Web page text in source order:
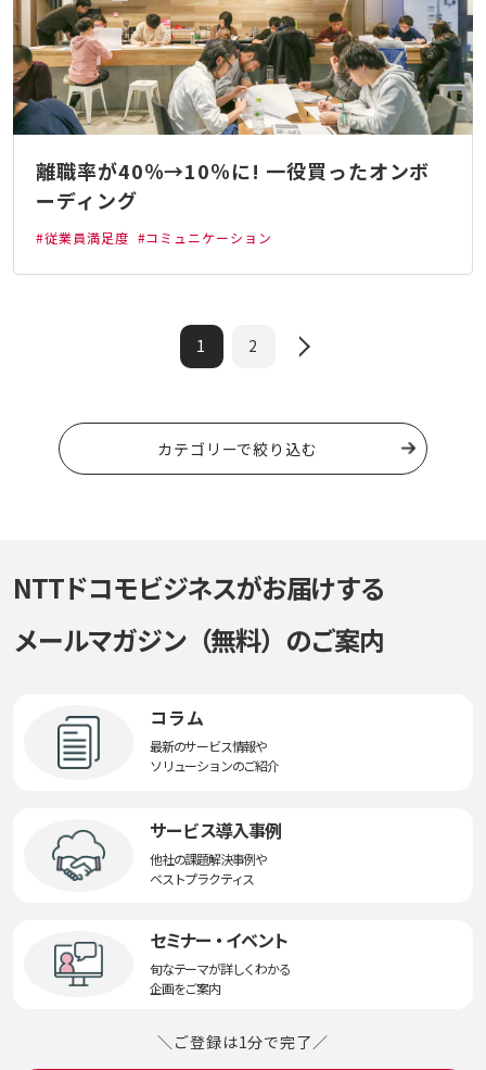
離職率が40％→10％に! 一役買ったオンボ
ーディング
#従業員満足度 #コミュニケーション
1 2
カテゴリーで絞り込む
NTTドコモビジネスがお届けする
メールマガジン（無料）のご案内
コラム
最新のサービス情報や
ソリューションのご紹介
サービス導入事例
他社の課題解決事例や
ベストプラクティス
セミナー・イベント
旬なテーマが詳しくわかる
企画をご案内
＼ご登録は1分で完了／